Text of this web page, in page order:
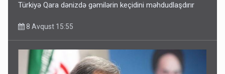
Türkiyə Qara dənizdə gəmilərin keçidini məhdudlaşdırır
8 Avqust 15:55